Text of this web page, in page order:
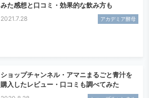
みた感想と口コミ・効果的な飲み方も
2021.7.28 アカデミア酵母
ショップチャンネル・アマニまるごと青汁を
購入したレビュー・口コミも調べてみた